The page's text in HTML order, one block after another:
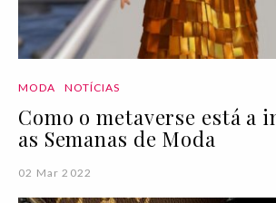
MODA NOTÍCIAS
Como o metaverse está a
as Semanas de Moda
02 Mar 2022